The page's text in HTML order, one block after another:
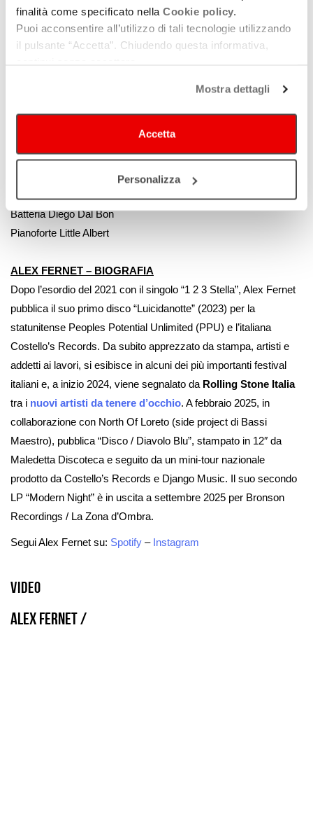
finalità come specificato nella Cookie policy.
Puoi acconsentire all’utilizzo di tali tecnologie utilizzando
il pulsante “Accetta”. Chiudendo questa informativa,
Mostra dettagli
Accetta
Personalizza
mondo di identità iper-curate e gusti dettati dagli algoritmi, la
musica di Alex Fernet arriva come un messaggio
Non rimpiange il passato. Lo invita a entrare per ballare.
CREDITS
Registrato al Duna Studio (RA) da Andrea ‘Duna’ Scardovi.
Mixato e Masterizzato da Maurizio ‘Icio’ Baggio presso La
Distilleria – Produzioni Musicali, Bassano del GrappaScritto,
suonato e prodotto da Alex Fernet
Batteria Diego Dal Bon
Pianoforte Little Albert
ALEX FERNET – BIOGRAFIA
Dopo l’esordio del 2021 con il singolo “1 2 3 Stella”, Alex Fernet
pubblica il suo primo disco “Luicidanotte” (2023) per la
statunitense Peoples Potential Unlimited (PPU) e l’italiana
Costello’s Records. Da subito apprezzato da stampa, artisti e
addetti ai lavori, si esibisce in alcuni dei più importanti festival
italiani e, a inizio 2024, viene segnalato da Rolling Stone Italia
tra i nuovi artisti da tenere d’occhio. A febbraio 2025, in
collaborazione con North Of Loreto (side project di Bassi
Maestro), pubblica “Disco / Diavolo Blu”, stampato in 12″ da
Maledetta Discoteca e seguito da un mini-tour nazionale
prodotto da Costello’s Records e Django Music. Il suo secondo
LP “Modern Night” è in uscita a settembre 2025 per Bronson
Recordings / La Zona d’Ombra.
Segui Alex Fernet su: Spotify – Instagram
Video
ALEX FERNET /